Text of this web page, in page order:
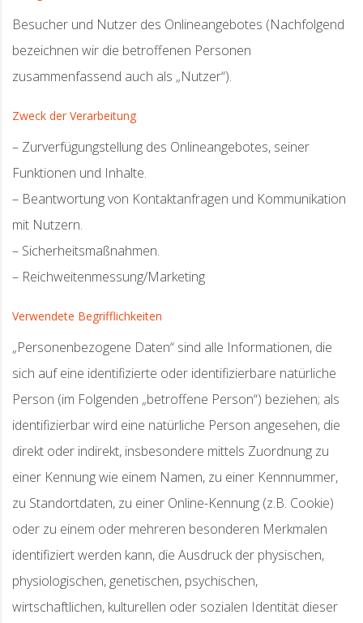
Besucher und Nutzer des Onlineangebotes (Nachfolgend
bezeichnen wir die betroffenen Personen
zusammenfassend auch als „Nutzer“).
Zweck der Verarbeitung
– Zurverfügungstellung des Onlineangebotes, seiner
Funktionen und Inhalte.
– Beantwortung von Kontaktanfragen und Kommunikation
mit Nutzern.
– Sicherheitsmaßnahmen.
– Reichweitenmessung/Marketing
Verwendete Begrifflichkeiten
„Personenbezogene Daten“ sind alle Informationen, die
sich auf eine identifizierte oder identifizierbare natürliche
Person (im Folgenden „betroffene Person“) beziehen; als
identifizierbar wird eine natürliche Person angesehen, die
direkt oder indirekt, insbesondere mittels Zuordnung zu
einer Kennung wie einem Namen, zu einer Kennnummer,
zu Standortdaten, zu einer Online-Kennung (z.B. Cookie)
oder zu einem oder mehreren besonderen Merkmalen
identifiziert werden kann, die Ausdruck der physischen,
physiologischen, genetischen, psychischen,
wirtschaftlichen, kulturellen oder sozialen Identität dieser